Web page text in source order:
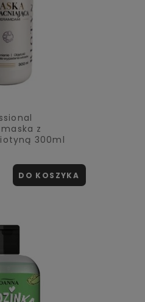
z
300ml
DO KOSZYKA